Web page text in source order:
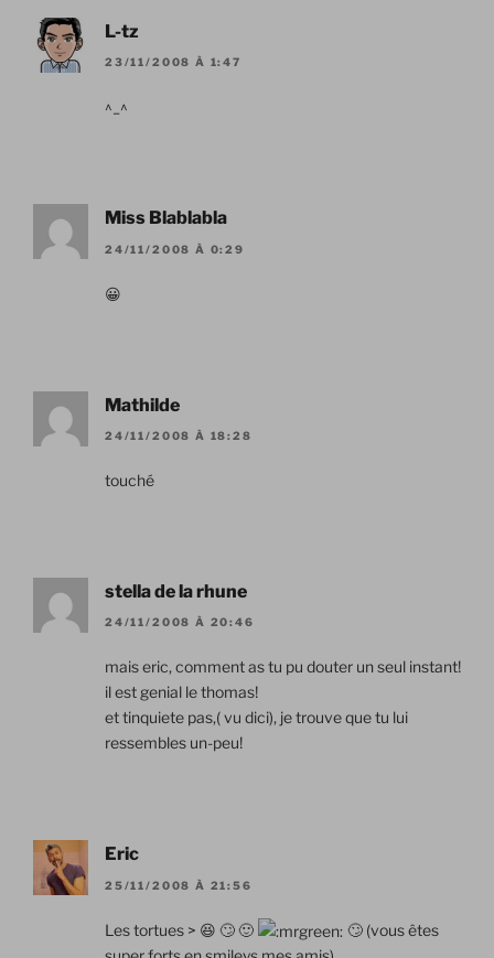
L-tz
23/11/2008 À 1:47
^_^
Miss Blablabla
24/11/2008 À 0:29
😀
Mathilde
24/11/2008 À 18:28
touché
stella de la rhune
24/11/2008 À 20:46
mais eric, comment as tu pu douter un seul instant!
il est genial le thomas!
et tinquiete pas,( vu dici), je trouve que tu lui
ressembles un-peu!
Eric
25/11/2008 À 21:56
Les tortues > 😆 🙄 🙂
🙄 (vous êtes